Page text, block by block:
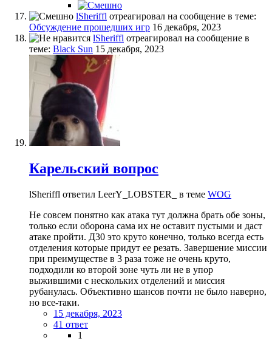
lSheriffl отреагировал на сообщение в теме:
Обсуждение прошедших игр 16 декабря, 2023
lSheriffl отреагировал на сообщение в
теме: Black Sun 15 декабря, 2023
Карельский вопрос
lSheriffl ответил LeerY_LOBSTER_ в теме WOG
Не совсем понятно как атака тут должна брать обе зоны,
только если оборона сама их не оставит пустыми и даст
атаке пройти. Д30 это круто конечно, только всегда есть
отделения которые придут ее резать. Завершение миссии
при преимуществе в 3 раза тоже не очень круто,
подходили ко второй зоне чуть ли не в упор
выжившими с нескольких отделений и миссия
рубанулась. Объективно шансов почти не было наверно,
но все-таки.
15 декабря, 2023
41 ответ
1